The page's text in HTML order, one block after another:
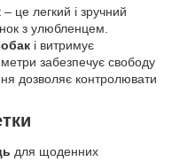
– це легкий і зручний
з улюбленцем.
і витримує
забезпечує свободу
дозволяє контролювати
для щоденних